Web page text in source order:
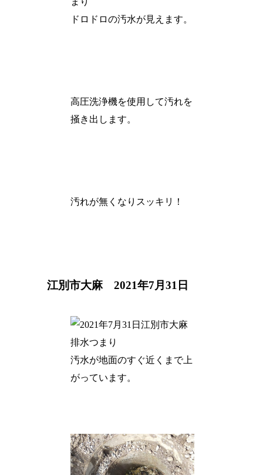
ドロドロの汚水が見えます。
高圧洗浄機を使用して汚れを
掻き出します。
汚れが無くなりスッキリ！
江別市大麻 2021年7月31日
汚水が地面のすぐ近くまで上
がっています。